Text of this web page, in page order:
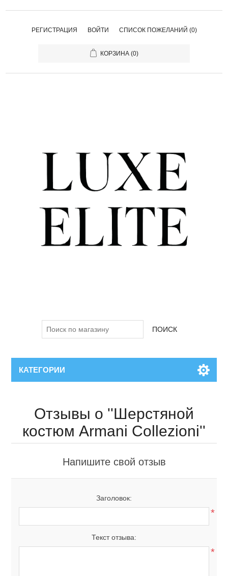
РЕГИСТРАЦИЯ ВОЙТИ СПИСОК ПОЖЕЛАНИЙ (0)
КОРЗИНА (0)
ПОИСК
КАТЕГОРИИ
Отзывы о
Шерстяной
костюм Armani Collezioni
Напишите свой отзыв
Заголовок:
*
Текст отзыва:
*